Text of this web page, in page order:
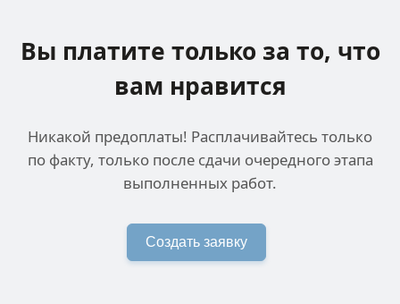
Вы платите только за то, что
вам нравится
Никакой предоплаты! Расплачивайтесь только
по факту, только после сдачи очередного этапа
выполненных работ.
Создать заявку